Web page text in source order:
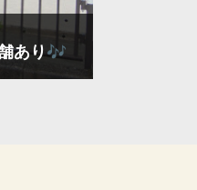
あり🎶
道329号線沿